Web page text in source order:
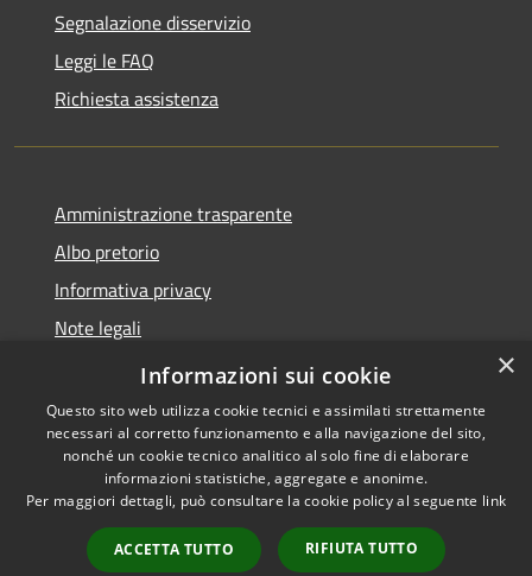
Segnalazione disservizio
Leggi le FAQ
Richiesta assistenza
Amministrazione trasparente
Albo pretorio
Informativa privacy
Note legali
Dichiarazione di accessibilità
Accessibilità
Copyright © 2026 • Comune di
Pieve d'Olmi • Powered by
Municipium•
Accesso
×
Informazioni sui cookie
Questo sito web utilizza cookie tecnici e assimilati strettamente
necessari al corretto funzionamento e alla navigazione del sito,
nonché un cookie tecnico analitico al solo fine di elaborare
informazioni statistiche, aggregate e anonime.
Per maggiori dettagli, può consultare la cookie policy al seguente link
ACCETTA TUTTO RIFIUTA TUTTO